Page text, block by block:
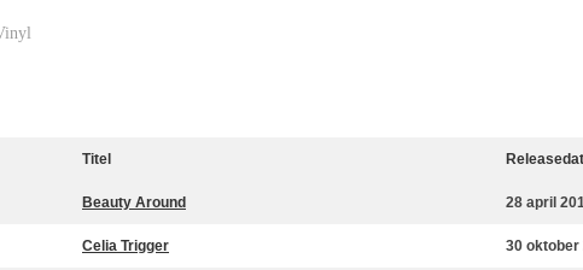
Titel
Beauty Around 28 april
Celia Trigger 30 oktober